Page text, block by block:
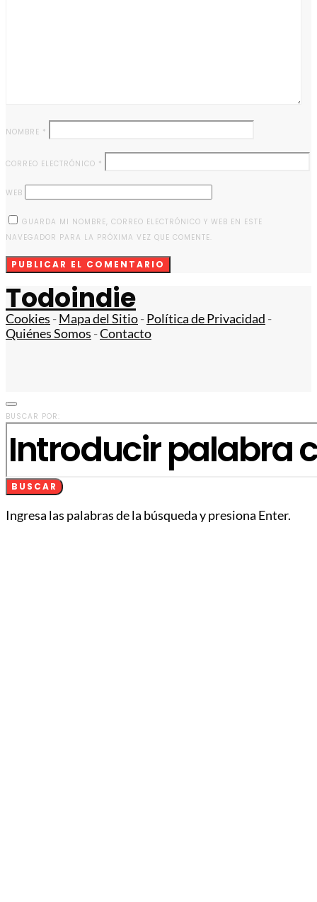
NOMBRE *
CORREO ELECTRÓNICO *
WEB
GUARDA MI NOMBRE, CORREO ELECTRÓNICO Y WEB EN ESTE
NAVEGADOR PARA LA PRÓXIMA VEZ QUE COMENTE.
Todoindie
Cookies -Mapa del Sitio-Política de Privacidad -
Quiénes Somos -Contacto
BUSCAR POR:
BUSCAR
Ingresa las palabras de la búsqueda y presiona Enter.